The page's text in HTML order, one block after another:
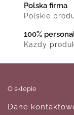
Polska firma
Polskie
100%
Każdy
O sklepie
Dane